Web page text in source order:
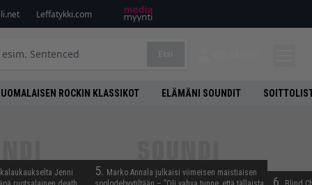
Leffatykki.com
ROCKIN KLASSIKOT ELÄMÄNI SOUNDIT
Jenni
5. Marko Annala julkaisi viimeisen maistiaisen
6.